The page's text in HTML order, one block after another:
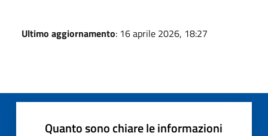
Ultimo aggiornamento: 16 aprile 2026, 18:27
Quanto sono chiare le informazioni